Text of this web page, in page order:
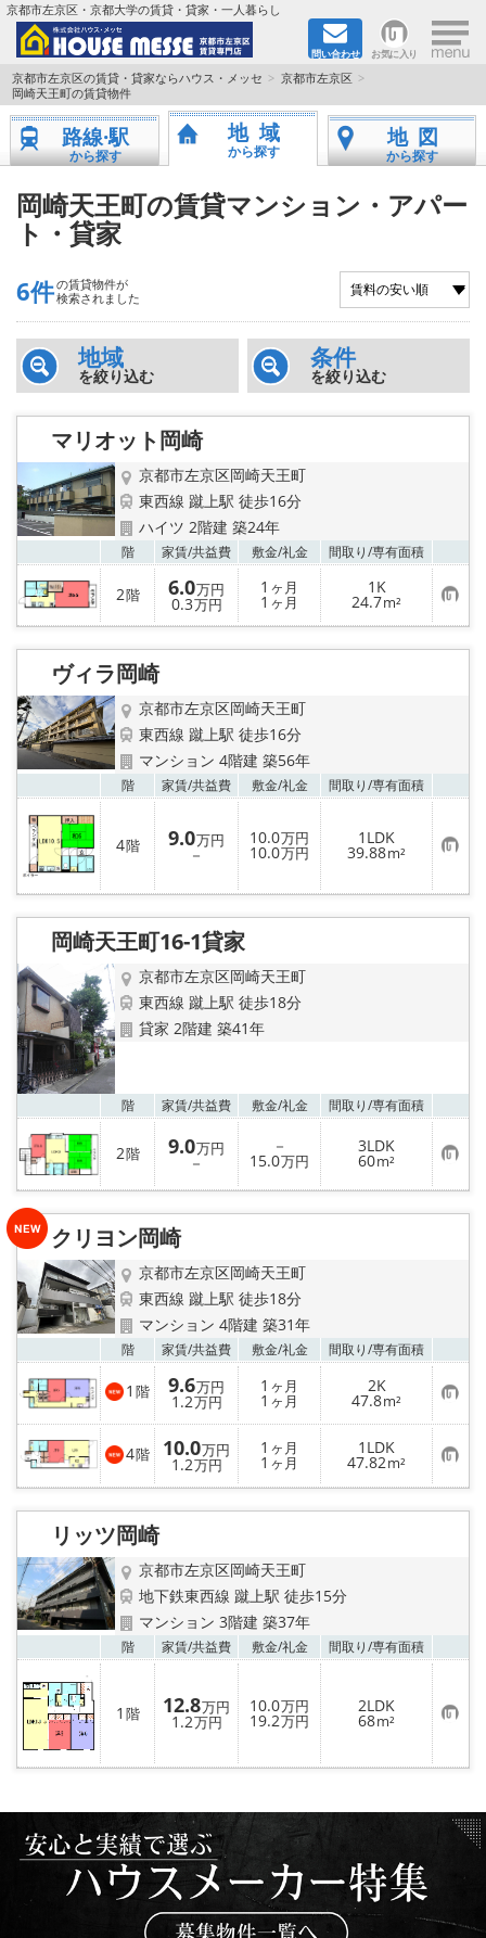
京都市左京区・京都大学の賃貸・貸家・一人暮らし
問い合わせ お気に入り ×
TOPページ
地図から検索
京都大学＆京都芸術大学生さんに
書類DL & 入居者さまへ
家族で住むならマンション？賃家？
一人暮らしの物件特集
ペット相談OKの賃貸！
特選物件
ハウスメーカー施工特集！
路線·駅から探す
IT重説について
スタッフ紹介
賃貸管理の北白川店
店舗情報·アクセス
会社概要
京都市左京区の賃貸・貸家ならハウス・メッセ
京都市左京区
岡崎天王町の賃貸物件
路線·駅
から探す
地域
から探す
地図
から探す
岡崎天王町の賃貸マンション・アパー
ト・貸家
6件の賃貸物件が
検索されました
地域
を絞り込む
条件
を絞り込む
マリオット岡崎
京都市左京区岡崎天王町
東西線 蹴上駅 徒歩16分
ハイツ 2階建 築24年
階 家賃/共益費 敷金/礼金 間取り/専有面積
2階 6.0万円
0.3万円
1 ヶ月
1 ヶ月
1K
24.7m² お
気
に
入
ヴィラ岡崎
京都市左京区岡崎天王町
東西線 蹴上駅 徒歩16分
マンション 4階建 築56年
階 家賃/共益費 敷金/礼金 間取り/専有面積
4階 9.0万円
－
10.0万円
10.0万円
1LDK
39.88m² お
気
に
入
り
岡崎天王町16-1貸家
京都市左京区岡崎天王町
東西線 蹴上駅 徒歩18分
貸家 2階建 築41年
階 家賃/共益費 敷金/礼金 間取り/専有面積
2階 9.0万円
－
－
15.0万円
3LDK
60m² お
気
に
り
クリヨン岡崎
京都市左京区岡崎天王町
東西線 蹴上駅 徒歩18分
マンション 4階建 築31年
階 家賃/共益費 敷金/礼金 間取り/専有面積
1 階 9.6万円
1.2万円
1 ヶ月
1 ヶ月
2K
47.8m² お
気
に
入
り
登
録
4階 10.0万円
1.2万円
1 ヶ月
1 ヶ月
1LDK
47.82m² お
気
に
入
リッツ岡崎
京都市左京区岡崎天王町
地下鉄東西線 蹴上駅 徒歩15分
マンション 3階建 築37年
階 家賃/共益費 敷金/礼金 間取り/専有面積
1 階 12.8万円
1.2万円
10.0万円
19.2万円
2LDK
68m² お
気
に
入
録